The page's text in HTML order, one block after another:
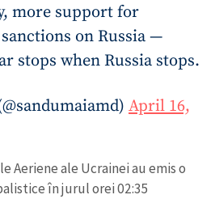
more support for
on Russia —
stops when Russia stops.
April 16,
Aeriene ale Ucrainei au emis o
în jurul orei 02:35